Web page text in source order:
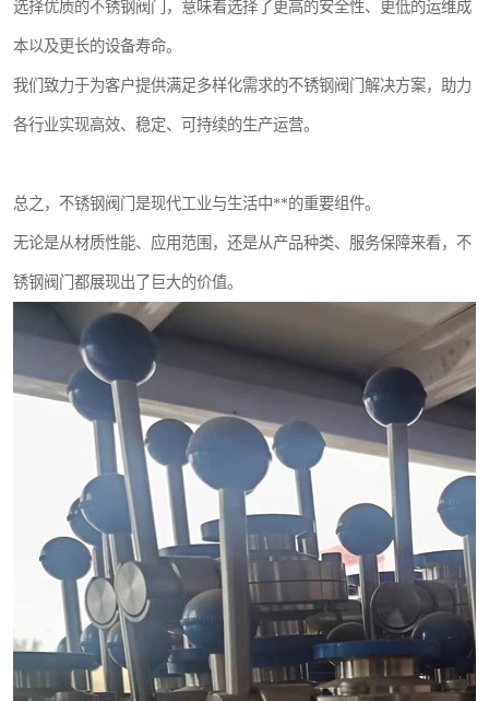
选择优质的不锈钢阀门，意味着选择了更高的安全性、更低的运维成
本以及更长的设备寿命。
我们致力于为客户提供满足多样化需求的不锈钢阀门解决方案，助力
各行业实现高效、稳定、可持续的生产运营。
总之，不锈钢阀门是现代工业与生活中**的重要组件。
无论是从材质性能、应用范围，还是从产品种类、服务保障来看，不
锈钢阀门都展现出了巨大的价值。